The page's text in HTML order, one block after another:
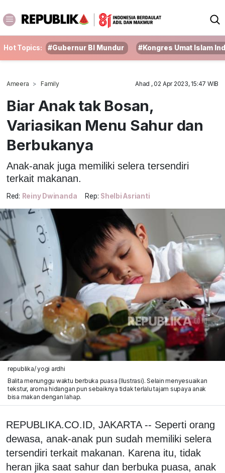
Hot Topics: #Gubernur BI Mundur #Kongres Umat Islam
Ameera Family Ahad , 02 Apr 2023, 15:47 WIB
Biar Anak tak Bosan,
Variasikan Menu Sahur dan
Berbukanya
Anak-anak juga memiliki selera tersendiri
terkait makanan.
Red: Reiny Dwinanda Rep: Shelbi Asrianti
republika/ yogi ardhi
Balita menunggu waktu berbuka puasa (Ilustrasi). Selain menyesuaikan
tekstur, aroma hidangan pun sebaiknya tidak terlalu tajam supaya anak
bisa makan dengan lahap.
REPUBLIKA.CO.ID, JAKARTA -- Seperti orang
dewasa, anak-anak pun sudah memiliki selera
tersendiri terkait makanan. Karena itu, tidak
heran jika saat sahur dan berbuka puasa, anak